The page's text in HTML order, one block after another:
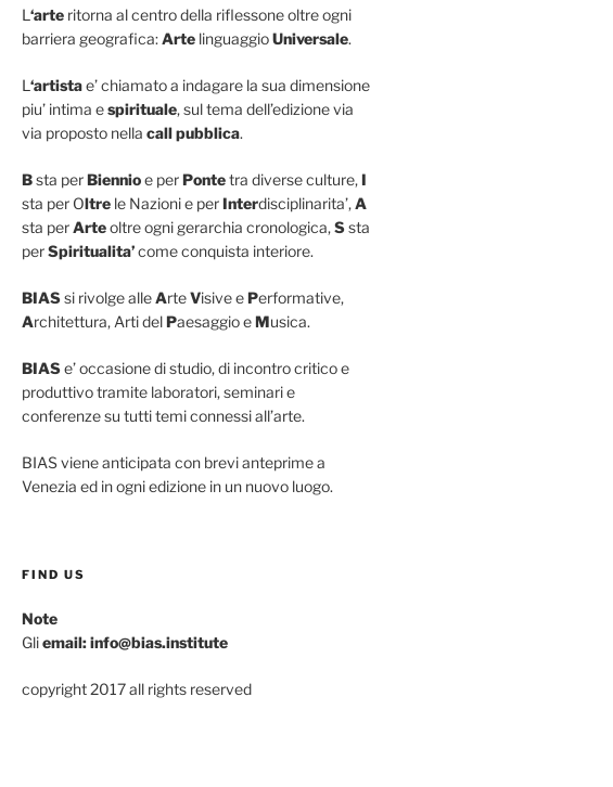
L ‘arteritorna al centro della riflessone oltre ogni
barriera geografica:ArtelinguaggioUniversale.
L ‘artistae’ chiamato a indagare la sua dimensione
piu’ intima espirituale, sul tema dell’edizione via
via proposto nella call pubblica.
Bsta perBiennioe perPontetra diverse culture,I
sta per Oltrele Nazioni e perInterdisciplinarita’,A
sta perArteoltre ogni gerarchia cronologica,Ssta
perSpiritualita’come conquista interiore.
BIASsi rivolge alleArteVisive ePerformative,
Architettura, Arti delPaesaggio eMusica.
BIASe’ occasione di studio, di incontro critico e
produttivo tramite laboratori, seminari e
conferenze su tutti temi connessi all’arte.
BIAS viene anticipata con brevi anteprime a
Venezia ed in ogni edizione in un nuovo luogo.
FIND US
Note
Gliemail: info@bias.institute
copyright 2017 all rights reserved